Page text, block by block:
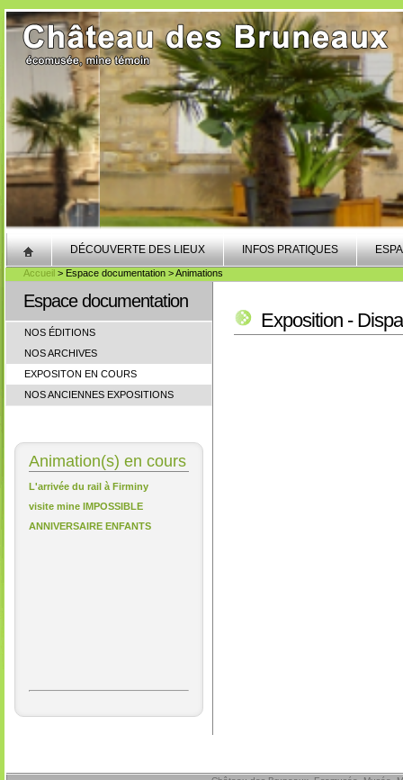
DÉCOUVERTE DES LIEUX INFOS PRATIQUES
Accueil > Espace documentation > Animations
Espace documentation
NOS ÉDITIONS
NOS ARCHIVES
EXPOSITON EN COURS
NOS ANCIENNES EXPOSITIONS
Animation(s) en cours
L'arrivée du rail à Firminy
visite mine IMPOSSIBLE
ANNIVERSAIRE ENFANTS
Exposition -